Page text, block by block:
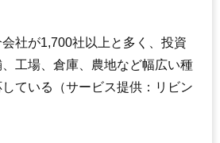
社が1,700社以上と多く、投資
工場、倉庫、農地など幅広い種
ている（サービス提供：リビン